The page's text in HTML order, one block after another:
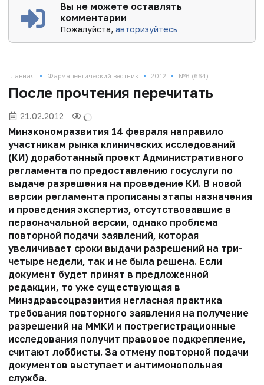
Вы не можете оставлять
комментарии
Пожалуйста,авторизуйтесь
Главная • Фармацевтический вестник • 2012 • №6 (664)
После прочтения перечитать
21.02.2012
Минэкономразвития 14 февраля направило
участникам рынка клинических исследований
(КИ) доработанный проект Административного
регламента по предоставлению госуслуги по
выдаче разрешения на проведение КИ. В новой
версии регламента прописаны этапы назначения
и проведения экспертиз, отсутствовавшие в
первоначальной версии, однако проблема
повторной подачи заявлений, которая
увеличивает сроки выдачи разрешений на три-
четыре недели, так и не была решена. Если
документ будет принят в предложенной
редакции, то уже существующая в
Минздравсоцразвития негласная практика
требования повторного заявления на получение
разрешений на ММКИ и пострегистрационные
исследования получит правовое подкрепление,
считают лоббисты. За отмену повторной подачи
документов выступает и антимонопольная
служба.